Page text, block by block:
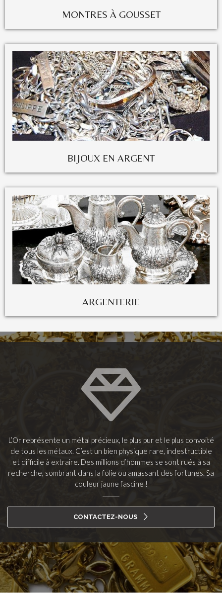
MONTRES À GOUSSET
BIJOUX EN ARGENT
ARGENTERIE
L’Or représente un métal précieux, le plus pur et le plus convoité
de tous les métaux. C’est un bien physique rare, indestructible
et difficile à extraire. Des millions d’hommes se sont rués à sa
recherche, sombrant dans la folie ou amassant des fortunes. Sa
couleur jaune fascine !
CONTACTEZ-NOUS